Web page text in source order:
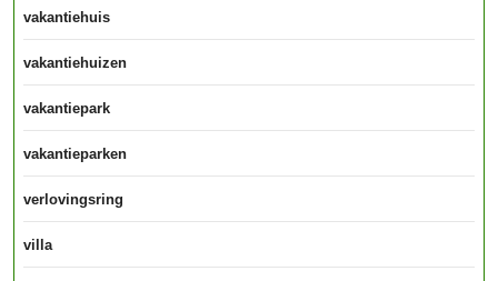
vakantiehuis
vakantiehuizen
vakantiepark
vakantieparken
verlovingsring
villa